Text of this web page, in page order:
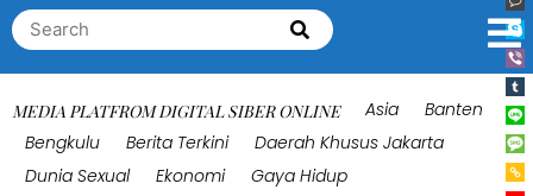
Search
for:
Search
MEDIA PLATFROM DIGITAL SIBER ONLINE Asia
Banten
Bengkulu
Berita Terkini
Daerah Khusus Jakarta
Dunia Sexual
Ekonomi
Gaya Hidup